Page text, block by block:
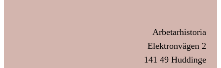
Arbetarhistoria
Elektronvägen 2
141 49 Huddinge